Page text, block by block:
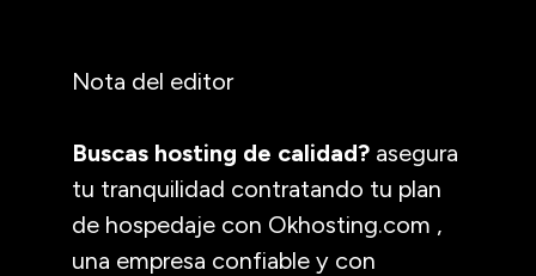
Nota del editor
Buscas hosting de calidad? asegura
tu tranquilidad contratando tu plan
de hospedaje con Okhosting.com ,
una empresa confiable y con